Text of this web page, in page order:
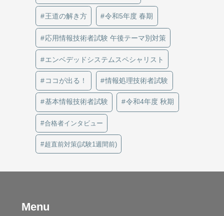
王道の解き方 令和5年度 春期
応用情報技術者試験 午後テーマ別対策
エンベデッドシステムスペシャリスト
ココが出る！ 情報処理技術者試験
基本情報技術者試験 令和4年度 秋期
合格者インタビュー
超直前対策(試験1週間前)
Menu